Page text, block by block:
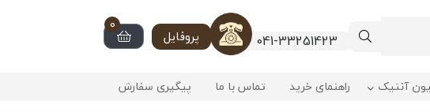
041-33251423 پروفایل
0
آنتیک راهنمای خرید تماس با ما پیگیری سفارش